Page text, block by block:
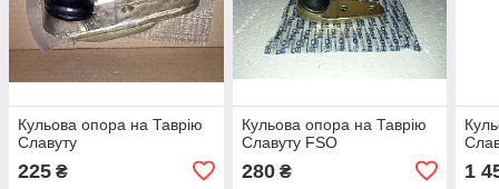
Кульова опора на Таврію
Славуту
225 ₴
Кульова опора на Таврію
Славуту FSO
280₴ 1